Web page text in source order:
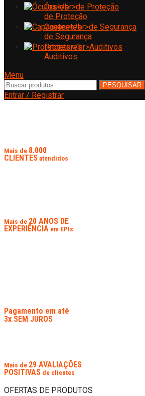
Óculos
de Proteção
Capacetes
de Segurança
Protetores
Auditivos
Menu
PESQUISAR
Entrar / Registrar
Mais de 8.000
CLIENTES atendidos
Mais de 20 ANOS DE
EXPERIÊNCIA em EPIs
Pagamento em até
3x SEM JUROS
Mais de 29 AVALIAÇÕES
POSITIVAS de clientes
OFERTAS DE PRODUTOS